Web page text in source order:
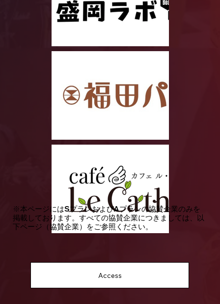
​※本ページにはSプランおよびAプランの協賛企業のみを
掲載しております。すべての協賛企業につきましては、以
下ページ（協賛企業）をご参照ください。
Access